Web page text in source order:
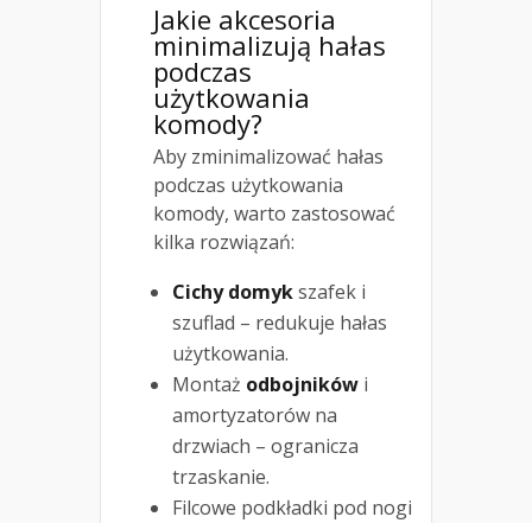
Jakie akcesoria
minimalizują hałas
podczas
użytkowania
komody?
Aby zminimalizować hałas
podczas użytkowania
komody, warto zastosować
kilka rozwiązań:
Cichy domykszafek i
szuflad – redukuje hałas
użytkowania.
Montaż odbojników i
amortyzatorów na
drzwiach – ogranicza
trzaskanie.
Filcowe podkładki pod nogi